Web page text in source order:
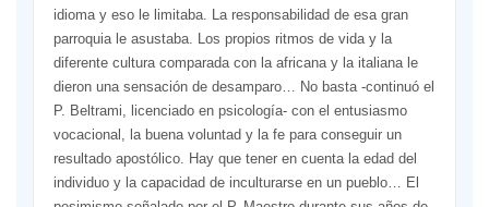
idioma y eso le limitaba. La responsabilidad de esa gran
parroquia le asustaba. Los propios ritmos de vida y la
diferente cultura comparada con la africana y la italiana le
dieron una sensación de desamparo… No basta -continuó el
P. Beltrami, licenciado en psicología- con el entusiasmo
vocacional, la buena voluntad y la fe para conseguir un
resultado apostólico. Hay que tener en cuenta la edad del
individuo y la capacidad de inculturarse en un pueblo… El